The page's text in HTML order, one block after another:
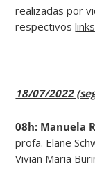
realizadas por
respectivos
18/07/2022
08h: Manuela
profa. Elane
Vivian Maria